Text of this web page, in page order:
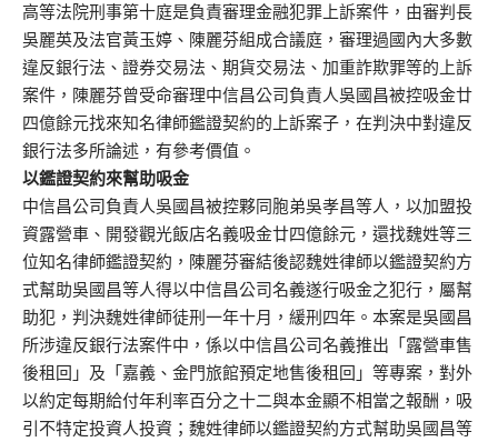
高等法院刑事第十庭是負責審理金融犯罪上訴案件，由審判長
吳麗英及法官黃玉婷、陳麗芬組成合議庭，審理過國內大多數
違反銀行法、證券交易法、期貨交易法、加重詐欺罪等的上訴
案件，陳麗芬曾受命審理中信昌公司負責人吳國昌被控吸金廿
四億餘元找來知名律師鑑證契約的上訴案子，在判決中對違反
銀行法多所論述，有參考價值。
以鑑證契約來幫助吸金
中信昌公司負責人吳國昌被控夥同胞弟吳孝昌等人，以加盟投
資露營車、開發觀光飯店名義吸金廿四億餘元，還找魏姓等三
位知名律師鑑證契約，陳麗芬審結後認魏姓律師以鑑證契約方
式幫助吳國昌等人得以中信昌公司名義遂行吸金之犯行，屬幫
助犯，判決魏姓律師徒刑一年十月，緩刑四年。本案是吳國昌
所涉違反銀行法案件中，係以中信昌公司名義推出「露營車售
後租回」及「嘉義、金門旅館預定地售後租回」等專案，對外
以約定每期給付年利率百分之十二與本金顯不相當之報酬，吸
引不特定投資人投資；魏姓律師以鑑證契約方式幫助吳國昌等